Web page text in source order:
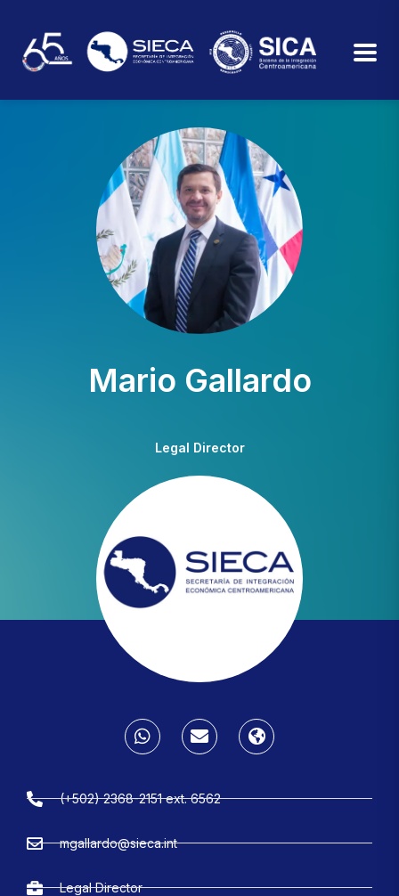
Mario Gallardo​
Legal Director
(+502) 2368-2151 ext. 6562
mgallardo@sieca.int
Legal Director